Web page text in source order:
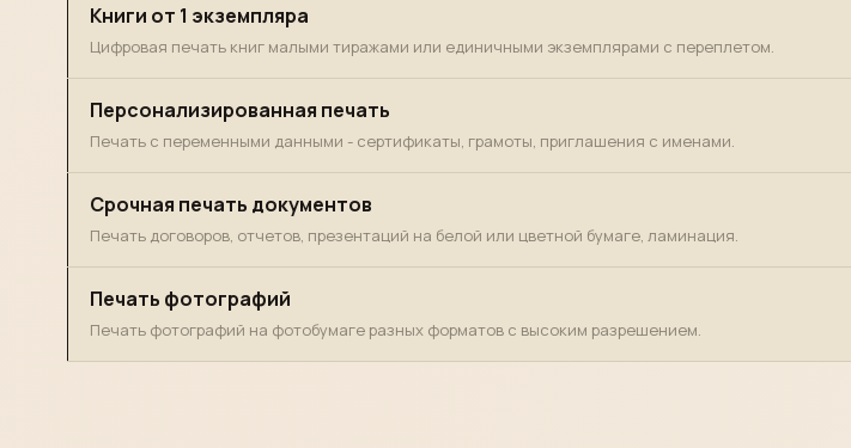
Книги от 1 экземпляра
Цифровая печать книг малыми тиражами или единичными экземплярами с переплетом.
Персонализированная печать
Печать с переменными данными - сертификаты, грамоты, приглашения с именами.
Срочная печать документов
Печать договоров, отчетов, презентаций на белой или цветной бумаге, ламинация.
Печать фотографий
Печать фотографий на фотобумаге разных форматов с высоким разрешением.